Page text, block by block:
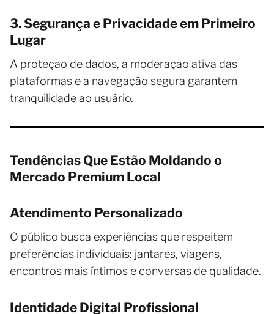
3. Segurança e Privacidade em Primeiro
Lugar
A proteção de dados, a moderação ativa das
plataformas e a navegação segura garantem
tranquilidade ao usuário.
Tendências Que Estão Moldando o
Mercado Premium Local
Atendimento Personalizado
O público busca experiências que respeitem
preferências individuais: jantares, viagens,
encontros mais íntimos e conversas de qualidade.
Identidade Digital Profissional